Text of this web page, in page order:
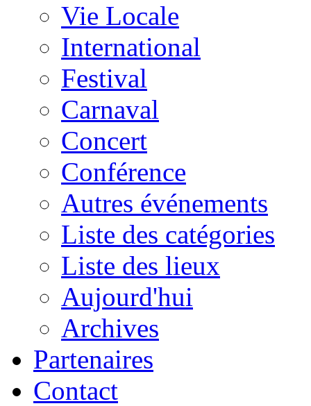
Vie Locale
International
Festival
Carnaval
Concert
Conférence
Autres événements
Liste des catégories
Liste des lieux
Aujourd'hui
Archives
Partenaires
Contact